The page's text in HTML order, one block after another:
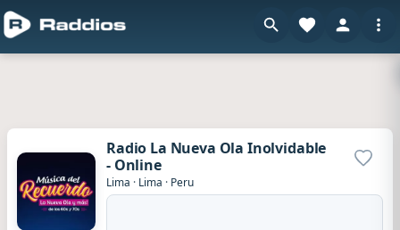
Radio La Nueva Ola Inolvidable
- Online
Lima · Lima · Peru